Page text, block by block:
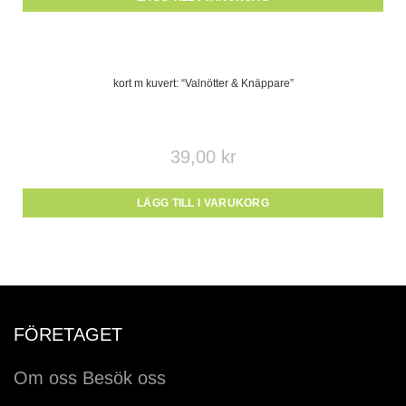
kort m kuvert: “Valnötter & Knäppare”
39,00 kr
LÄGG TILL I VARUKORG
FÖRETAGET
Om oss Besök oss